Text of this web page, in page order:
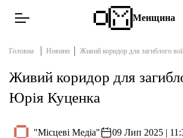
Новини
Інтерв’ю
Менщина
Головна Новини Живий коридор для загиблого
Живий коридор для
Юрія Куценка
"Місцеві Медіа" 09 Лип 2025 |